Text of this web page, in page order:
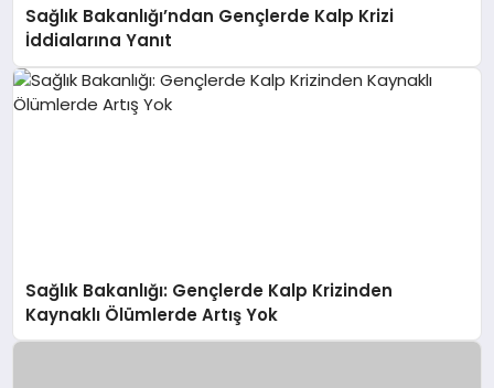
Sağlık Bakanlığı’ndan Gençlerde Kalp Krizi
İddialarına Yanıt
Sağlık Bakanlığı: Gençlerde Kalp Krizinden
Kaynaklı Ölümlerde Artış Yok